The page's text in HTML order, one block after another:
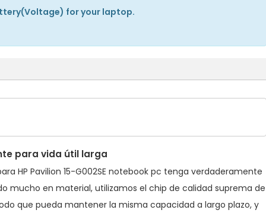
for your laptop.
para vida útil larga
HP Pavilion 15-G002SE notebook pc tenga verdaderamente
mucho en material, utilizamos el chip de calidad suprema de
que pueda mantener la misma capacidad a largo plazo, y